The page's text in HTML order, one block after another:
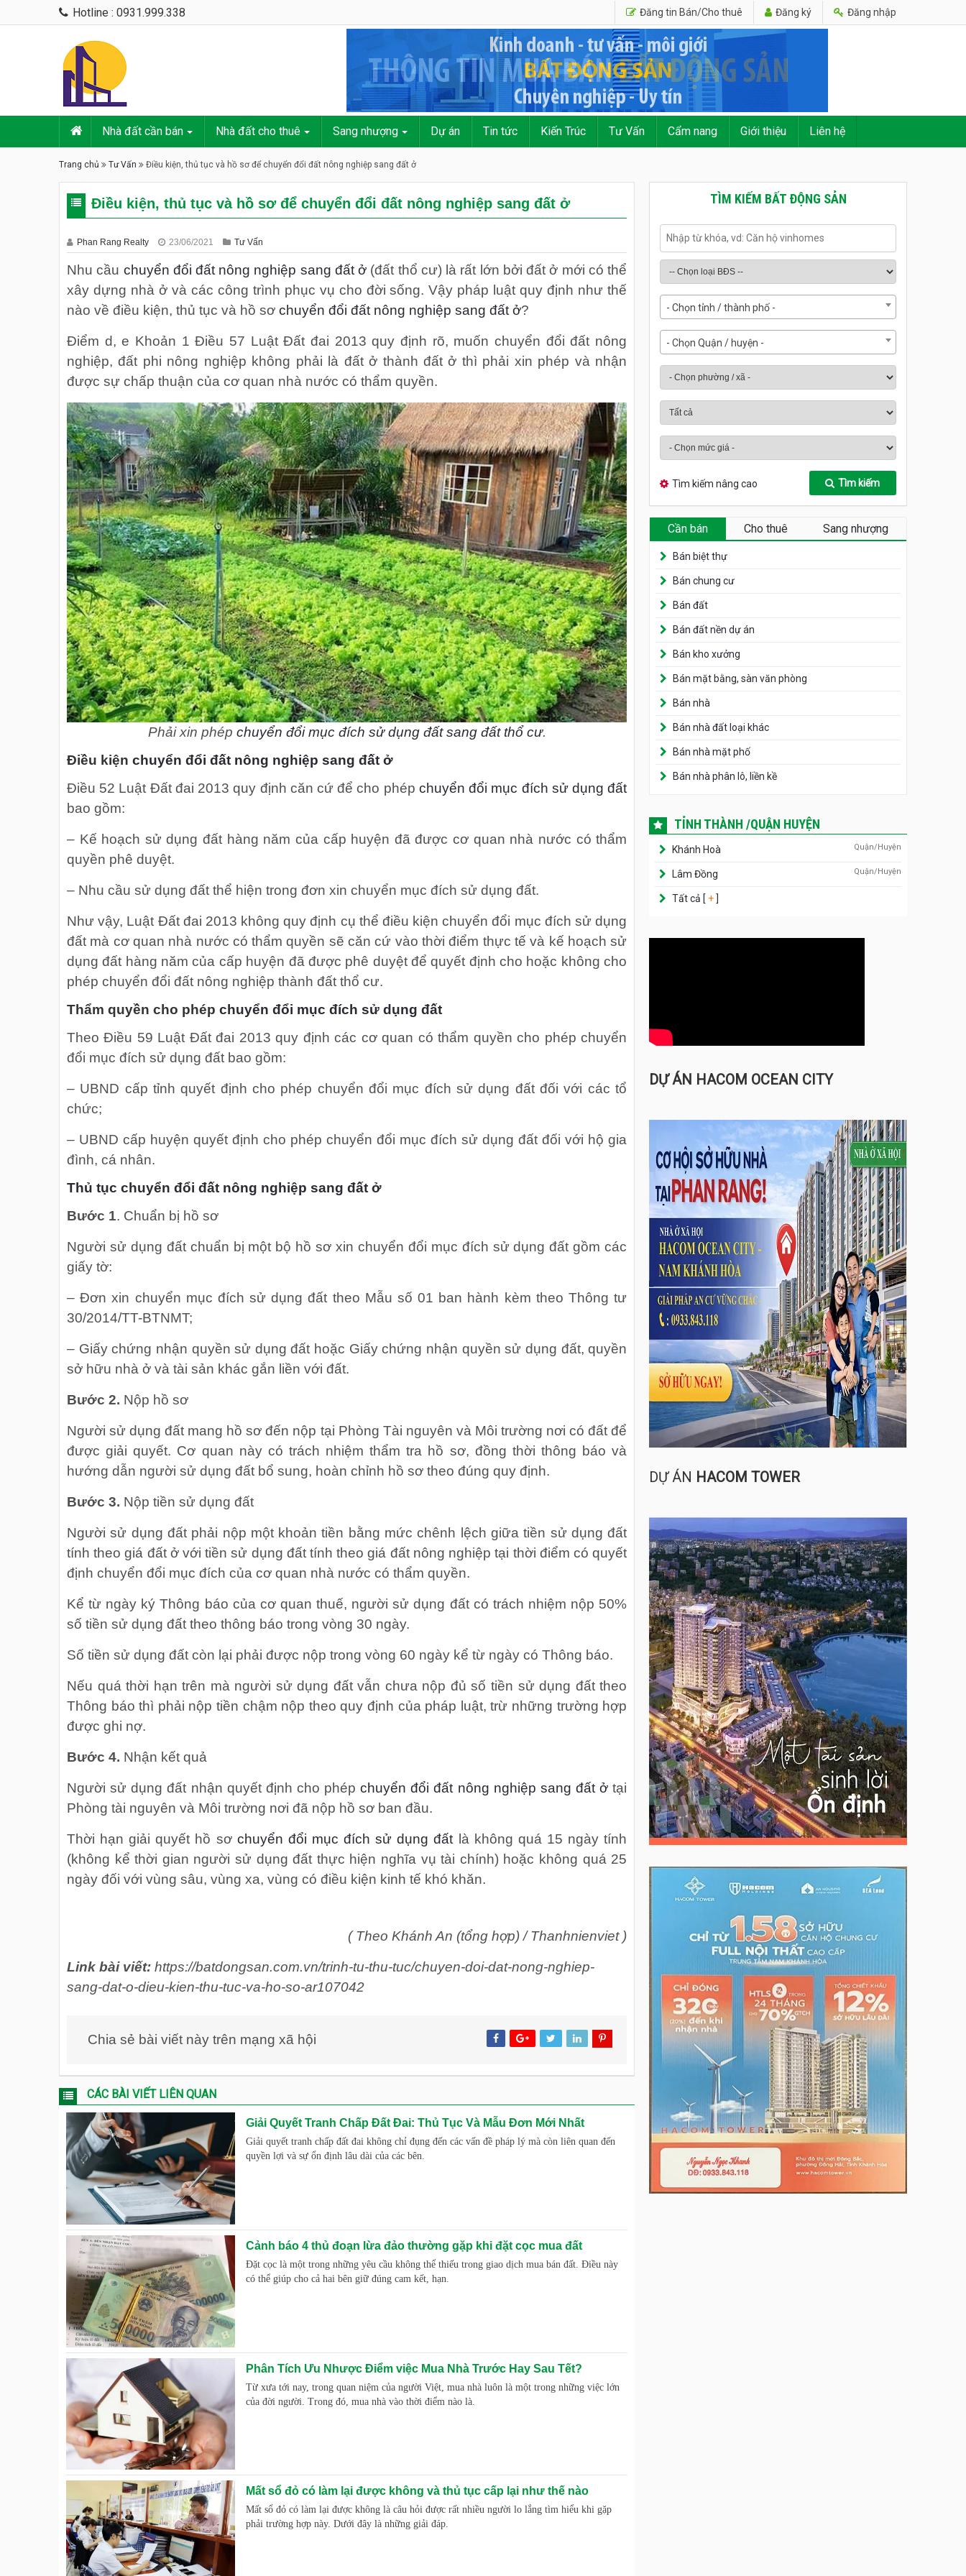
Hotline : 0931.999.338 Đăng tin Bán/Cho thuê Đăng ký Đăng nhập
Nhà đất cần bán Nhà đất cho thuê Sang nhượng Dự án Tin tức Kiến Trúc Tư Vấn Cẩm nang Giới thiệu Liên hệ
Trang chủ Tư Vấn Điều kiện, thủ tục và hồ sơ để chuyển đổi đất nông nghiệp sang đất ở
Điều kiện, thủ tục và hồ sơ để chuyển đổi đất nông nghiệp sang đất ở
Phan Rang Realty 23/06/2021 Tư Vấn
Nhu cầu chuyển đổi đất nông nghiệp sang đất ở (đất thổ cư) là rất lớn bởi đất ở mới có thể
xây dựng nhà ở và các công trình phục vụ cho đời sống. Vậy pháp luật quy định như thế
nào về điều kiện, thủ tục và hồ sơ chuyển đổi đất nông nghiệp sang đất ở?
Điểm d, e Khoản 1 Điều 57 Luật Đất đai 2013 quy định rõ, muốn chuyển đổi đất nông
nghiệp, đất phi nông nghiệp không phải là đất ở thành đất ở thì phải xin phép và nhận
được sự chấp thuận của cơ quan nhà nước có thẩm quyền.
Phải xin phép chuyển đổi mục đích sử dụng đất sang đất thổ cư.
Điều kiện chuyển đổi đất nông nghiệp sang đất ở
Điều 52 Luật Đất đai 2013 quy định căn cứ để cho phép chuyển đổi mục đích sử dụng đất
bao gồm:
– Kế hoạch sử dụng đất hàng năm của cấp huyện đã được cơ quan nhà nước có thẩm
quyền phê duyệt.
– Nhu cầu sử dụng đất thể hiện trong đơn xin chuyển mục đích sử dụng đất.
Như vậy, Luật Đất đai 2013 không quy định cụ thể điều kiện chuyển đổi mục đích sử dụng
đất mà cơ quan nhà nước có thẩm quyền sẽ căn cứ vào thời điểm thực tế và kế hoạch sử
dụng đất hàng năm của cấp huyện đã được phê duyệt để quyết định cho hoặc không cho
phép chuyển đổi đất nông nghiệp thành đất thổ cư.
Thẩm quyền cho phép chuyển đổi mục đích sử dụng đất
Theo Điều 59 Luật Đất đai 2013 quy định các cơ quan có thẩm quyền cho phép chuyển
đổi mục đích sử dụng đất bao gồm:
– UBND cấp tỉnh quyết định cho phép chuyển đổi mục đích sử dụng đất đối với các tổ
chức;
– UBND cấp huyện quyết định cho phép chuyển đổi mục đích sử dụng đất đối với hộ gia
đình, cá nhân.
Thủ tục chuyển đổi đất nông nghiệp sang đất ở
Bước 1. Chuẩn bị hồ sơ
Người sử dụng đất chuẩn bị một bộ hồ sơ xin chuyển đổi mục đích sử dụng đất gồm các
giấy tờ:
– Đơn xin chuyển mục đích sử dụng đất theo Mẫu số 01 ban hành kèm theo Thông tư
30/2014/TT-BTNMT;
– Giấy chứng nhận quyền sử dụng đất hoặc Giấy chứng nhận quyền sử dụng đất, quyền
sở hữu nhà ở và tài sản khác gắn liền với đất.
Bước 2. Nộp hồ sơ
Người sử dụng đất mang hồ sơ đến nộp tại Phòng Tài nguyên và Môi trường nơi có đất để
được giải quyết. Cơ quan này có trách nhiệm thẩm tra hồ sơ, đồng thời thông báo và
hướng dẫn người sử dụng đất bổ sung, hoàn chỉnh hồ sơ theo đúng quy định.
Bước 3. Nộp tiền sử dụng đất
Người sử dụng đất phải nộp một khoản tiền bằng mức chênh lệch giữa tiền sử dụng đất
tính theo giá đất ở với tiền sử dụng đất tính theo giá đất nông nghiệp tại thời điểm có quyết
định chuyển đổi mục đích của cơ quan nhà nước có thẩm quyền.
Kể từ ngày ký Thông báo của cơ quan thuế, người sử dụng đất có trách nhiệm nộp 50%
số tiền sử dụng đất theo thông báo trong vòng 30 ngày.
Số tiền sử dụng đất còn lại phải được nộp trong vòng 60 ngày kể từ ngày có Thông báo.
Nếu quá thời hạn trên mà người sử dụng đất vẫn chưa nộp đủ số tiền sử dụng đất theo
Thông báo thì phải nộp tiền chậm nộp theo quy định của pháp luật, trừ những trường hợp
được ghi nợ.
Bước 4. Nhận kết quả
Người sử dụng đất nhận quyết định cho phépchuyển đổi đất nông nghiệp sang đất ở tại
Phòng tài nguyên và Môi trường nơi đã nộp hồ sơ ban đầu.
Thời hạn giải quyết hồ sơ chuyển đổi mục đích sử dụng đất là không quá 15 ngày tính
(không kể thời gian người sử dụng đất thực hiện nghĩa vụ tài chính) hoặc không quá 25
ngày đối với vùng sâu, vùng xa, vùng có điều kiện kinh tế khó khăn.
( Theo Khánh An (tổng hợp) / Thanhnienviet )
Link bài viết: https://batdongsan.com.vn/trinh-tu-thu-tuc/chuyen-doi-dat-nong-nghiep-
sang-dat-o-dieu-kien-thu-tuc-va-ho-so-ar107042
Chia sẻ bài viết này trên mạng xã hội
CÁC BÀI VIẾT LIÊN QUAN
Giải Quyết Tranh Chấp Đất Đai: Thủ Tục Và Mẫu Đơn Mới Nhất
Giải quyết tranh chấp đất đai không chỉ đụng đến các vấn đề pháp lý mà còn liên quan đến
quyền lợi và sự ổn định lâu dài của các bên.
Cảnh báo 4 thủ đoạn lừa đảo thường gặp khi đặt cọc mua đất
Đặt cọc là một trong những yêu cầu không thể thiếu trong giao dịch mua bán đất. Điều này
có thể giúp cho cả hai bên giữ đúng cam kết, hạn.
Phân Tích Ưu Nhược Điểm việc Mua Nhà Trước Hay Sau Tết?
Từ xưa tới nay, trong quan niệm của người Việt, mua nhà luôn là một trong những việc lớn
của đời người. Trong đó, mua nhà vào thời điểm nào là.
Mất sổ đỏ có làm lại được không và thủ tục cấp lại như thế nào
Mất sổ đỏ có làm lại được không là câu hỏi được rất nhiều người lo lắng tìm hiểu khi gặp
phải trường hợp này. Dưới đây là những giải đáp.
TÌM KIẾM BẤT ĐỘNG SẢN
- Chọn tỉnh / thành phố -
- Chọn Quận / huyện -
Tìm kiếm nâng cao Tìm kiếm
Cần bán Cho thuê Sang nhượng
Bán biệt thự
Bán chung cư
Bán đất
Bán đất nền dự án
Bán kho xưởng
Bán mặt bằng, sàn văn phòng
Bán nhà
Bán nhà đất loại khác
Bán nhà mặt phố
Bán nhà phân lô, liền kề
TỈNH THÀNH /QUẬN HUYỆN
Khánh Hoà Quận/Huyện
Lâm Đồng Quận/Huyện
Tất cả [ + ]
DỰ ÁN HACOM OCEAN CITY
DỰ ÁN HACOM TOWER